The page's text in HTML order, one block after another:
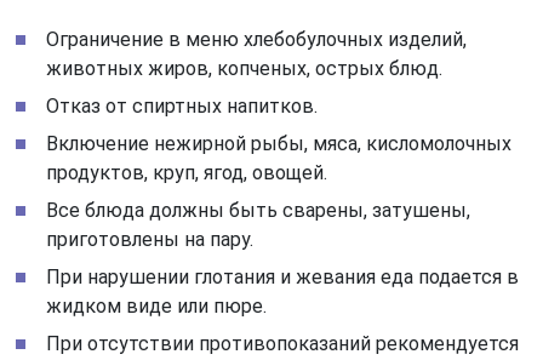
Ограничение в меню хлебобулочных изделий,
животных жиров, копченых, острых блюд.
Отказ от спиртных напитков.
Включение нежирной рыбы, мяса, кисломолочных
продуктов, круп, ягод, овощей.
Все блюда должны быть сварены, затушены,
приготовлены на пару.
При нарушении глотания и жевания еда подается в
жидком виде или пюре.
При отсутствии противопоказаний рекомендуется